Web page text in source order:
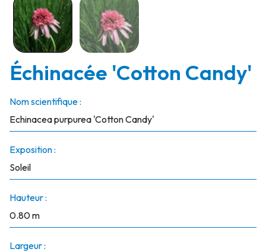
Échinacée 'Cotton Candy'
Nom scientifique :
Echinacea purpurea 'Cotton Candy'
Exposition :
Soleil
Hauteur :
0.80 m
Largeur :